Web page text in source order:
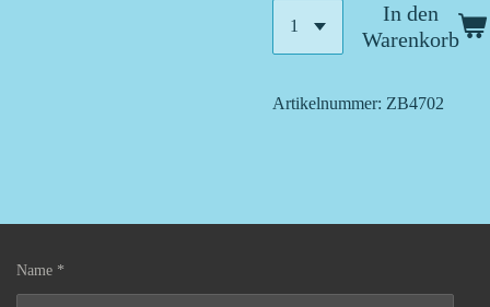
In den
Warenkorb
Artikelnummer: ZB4702
Name *